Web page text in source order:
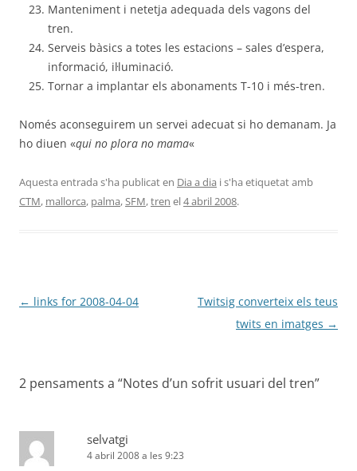
Manteniment i netetja adequada dels vagons del
tren.
Serveis bàsics a totes les estacions – sales d’espera,
informació, il·luminació.
Tornar a implantar els abonaments T-10 i més-tren.
Només aconseguirem un servei adecuat si ho demanam. Ja
ho diuen «qui no plora no mama«
Aquesta entrada s'ha publicat en Dia a dia i s'ha etiquetat amb
CTM, mallorca, palma,SFM,tren el4 abril 2008.
Navegació
← links for 2008-04-04
Twitsig converteix els teus
twits en imatges →
2 pensaments a “Notes d’un sofrit usuari del tren”
selvatgi
4 abril 2008 a les 9:23